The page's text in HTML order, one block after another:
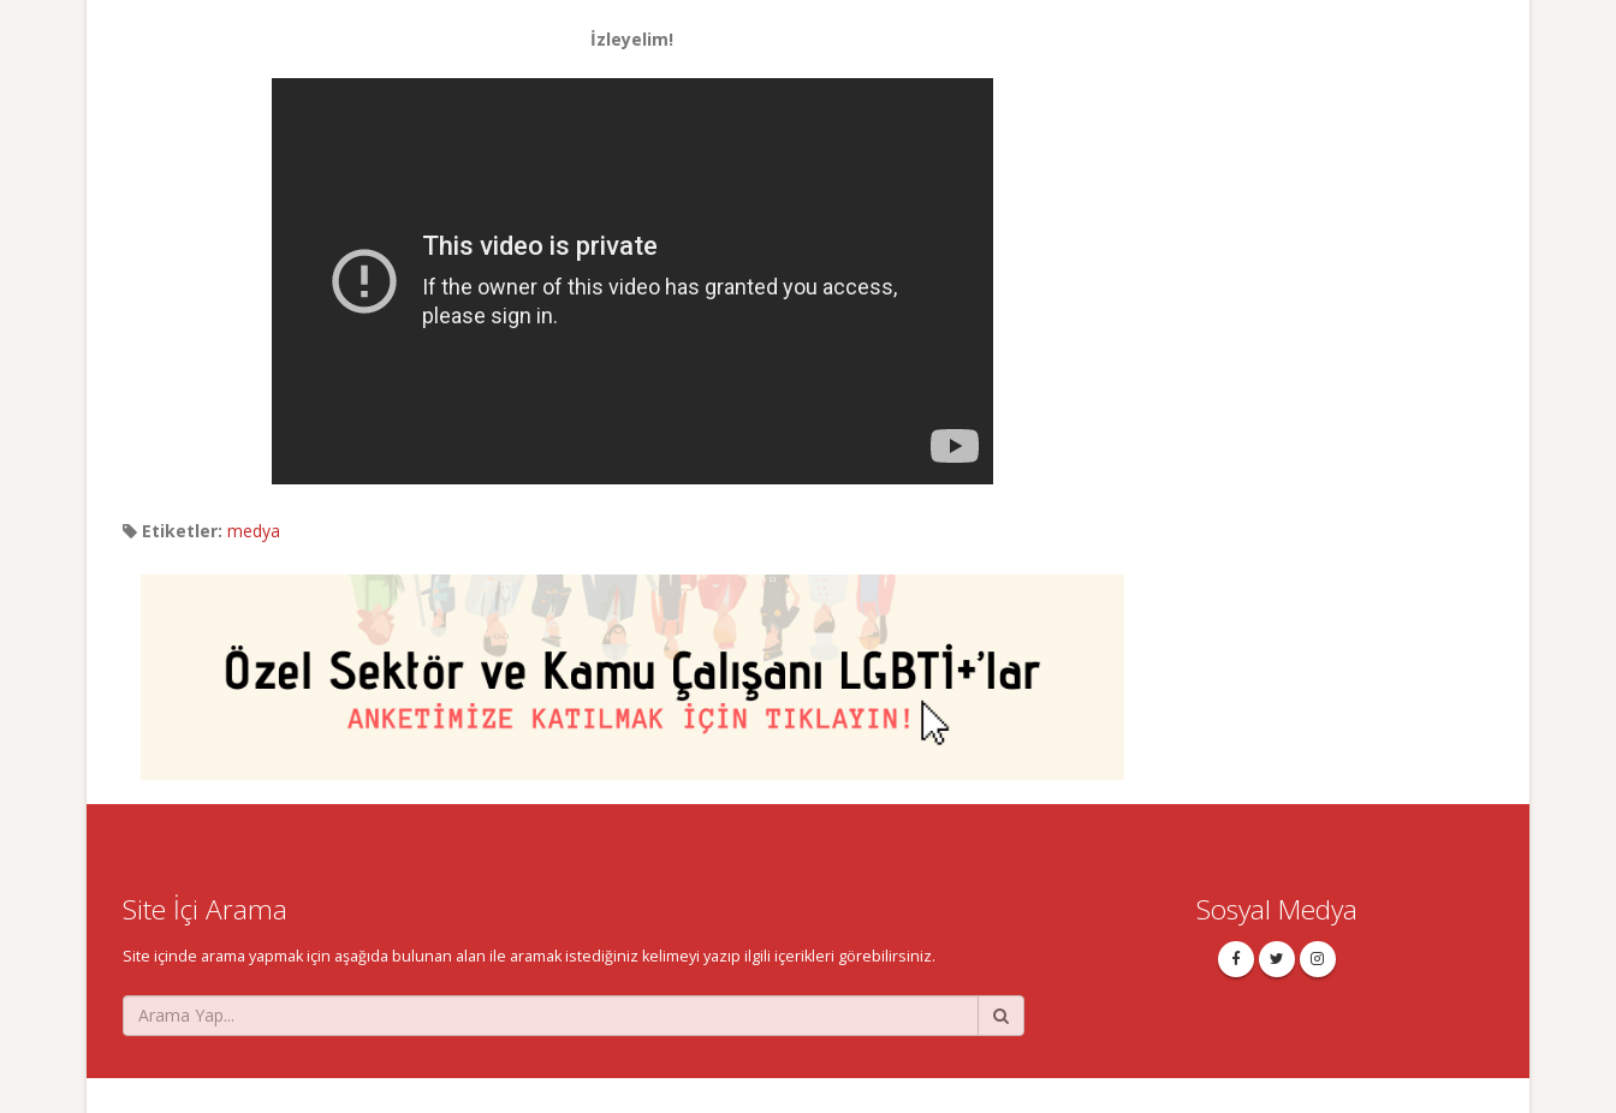
İzleyelim!
Etiketler: medya
Site İçi Arama
Site içinde arama yapmak için aşağıda bulunan alan ile aramak istediğiniz kelimeyi yazıp ilgili içerikleri görebilirsiniz.
Sosyal Medya